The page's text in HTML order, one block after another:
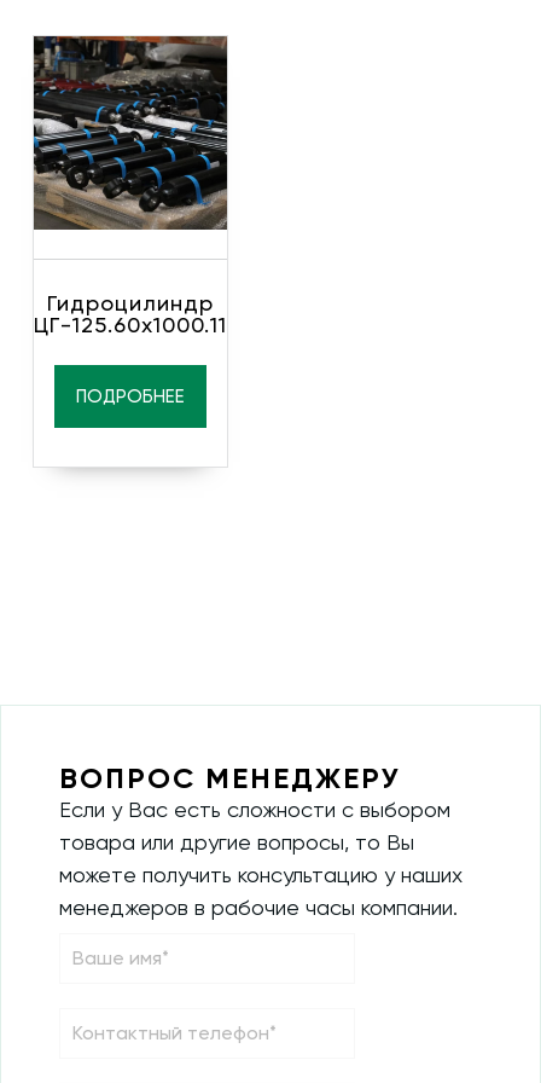
Гидроцилиндр
ЦГ-125.60х1000.11
ПОДРОБНЕЕ
ВОПРОС МЕНЕДЖЕРУ
Если у Вас есть сложности с выбором
товара или другие вопросы, то Вы
можете получить консультацию у наших
менеджеров в рабочие часы компании.